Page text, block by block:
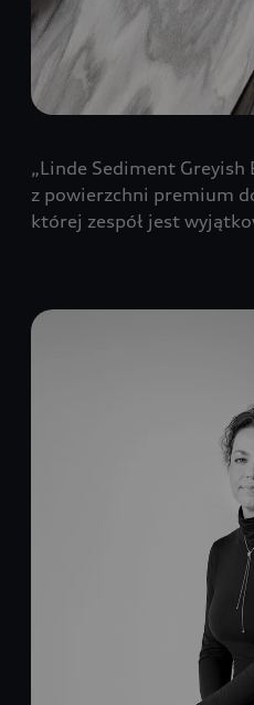
„Linde Sediment
z powierzchni premium
której zespół jest